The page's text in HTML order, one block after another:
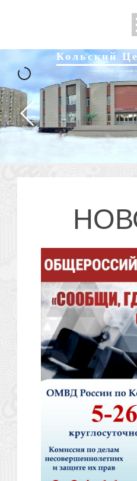
Центр
Самое крупное учреждение культуры Кольского округа